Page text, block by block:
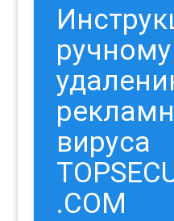
ручному
вируса
.COM